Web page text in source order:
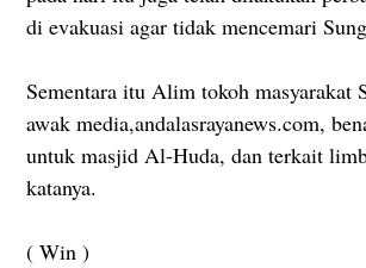
di evakuasi agar tidak mencemari
Sementara itu Alim tokoh masyarakat
awak media,andalasrayanews.com,
untuk masjid Al-Huda, dan terkait
katanya.
( Win )